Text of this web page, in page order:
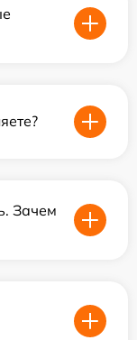
Зачем